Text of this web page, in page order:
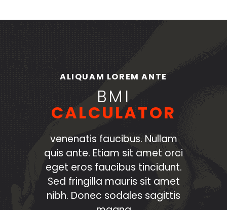
ALIQUAM LOREM ANTE
BMI
CALCULATOR
venenatis faucibus. Nullam
quis ante. Etiam sit amet orci
eget eros faucibus tincidunt.
Sed fringilla mauris sit amet
nibh. Donec sodales sagittis